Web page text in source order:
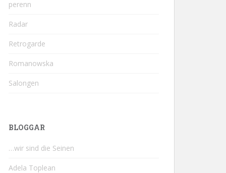
perenn
Radar
Retrogarde
Romanowska
Salongen
BLOGGAR
…wir sind die Seinen
Adela Toplean